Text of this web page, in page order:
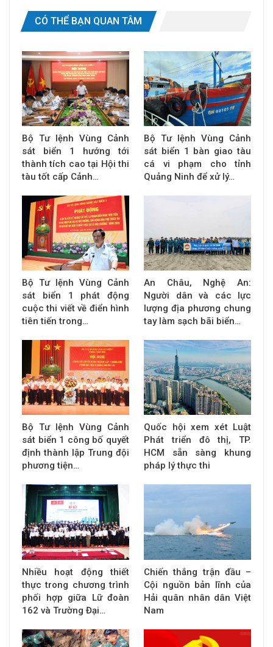
CÓ THỂ BẠN QUAN TÂM
Bộ Tư lệnh Vùng Cảnh
sát biển 1 hướng tới
thành tích cao tại Hội thi
tàu tốt cấp Cảnh…
Bộ Tư lệnh Vùng Cảnh
sát biển 1 bàn giao tàu
cá vi phạm cho tỉnh
Quảng Ninh để xử lý…
Bộ Tư lệnh Vùng Cảnh
sát biển 1 phát động
cuộc thi viết về điển hình
tiên tiến trong…
An Châu, Nghệ An:
Người dân và các lực
lượng địa phương chung
tay làm sạch bãi biển…
Bộ Tư lệnh Vùng Cảnh
sát biển 1 công bố quyết
định thành lập Trung đội
phương tiện…
Quốc hội xem xét Luật
Phát triển đô thị, TP.
HCM sẵn sàng khung
pháp lý thực thi
Nhiều hoạt động thiết
thực trong chương trình
phối hợp giữa Lữ đoàn
162 và Trường Đại…
Chiến thắng trận đầu –
Cội nguồn bản lĩnh của
Hải quân nhân dân Việt
Nam